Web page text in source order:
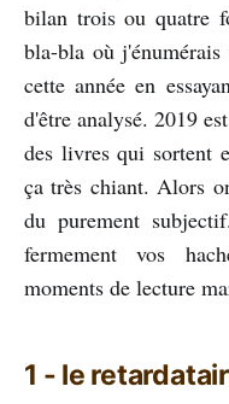
bilan trois ou quatre
bla-bla où
cette année en
d'être analysé. 2019
des livres qui sortent
ça très chiant. Alors
du purement
fermement vos
moments de lecture
1 - le